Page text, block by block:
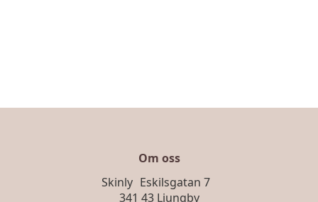
Om oss
Skinly Eskilsgatan 7
341 43 Ljungby